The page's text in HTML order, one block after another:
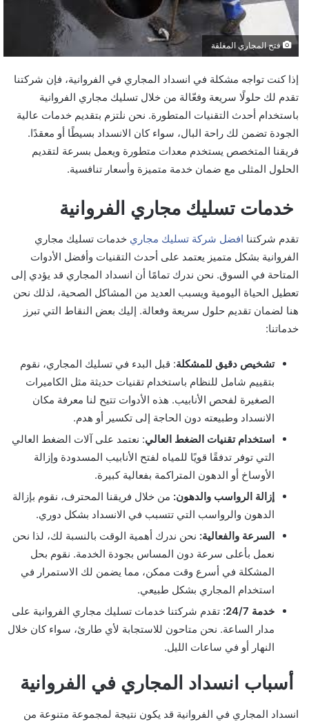
فتح المجاري المغلقة
إذا كنت تواجه مشكلة في انسداد المجاري في الفروانية، فإن شركتنا
تقدم لك حلولًا سريعة وفعّالة من خلال تسليك مجاري الفروانية
باستخدام أحدث التقنيات المتطورة. نحن نلتزم بتقديم خدمات عالية
الجودة تضمن لك راحة البال، سواء كان الانسداد بسيطًا أو معقدًا.
فريقنا المتخصص يستخدم معدات متطورة ويعمل بسرعة لتقديم
الحلول المثلى مع ضمان خدمة متميزة وأسعار تنافسية.
خدمات تسليك مجاري الفروانية
تقدم شركتنا افضل شركة تسليك مجاري خدمات تسليك مجاري
الفروانية بشكل متميز يعتمد على أحدث التقنيات وأفضل الأدوات
المتاحة في السوق. نحن ندرك تمامًا أن انسداد المجاري قد يؤدي إلى
تعطيل الحياة اليومية ويسبب العديد من المشاكل الصحية، لذلك نحن
هنا لضمان تقديم حلول سريعة وفعالة. إليك بعض النقاط التي تبرز
خدماتنا:
تشخيص دقيق للمشكلة: قبل البدء في تسليك المجاري، نقوم
بتقييم شامل للنظام باستخدام تقنيات حديثة مثل الكاميرات
الصغيرة لفحص الأنابيب. هذه الأدوات تتيح لنا معرفة مكان
الانسداد وطبيعته دون الحاجة إلى تكسير أو هدم.
استخدام تقنيات الضغط العالي: نعتمد على آلات الضغط العالي
التي توفر تدفقًا قويًا للمياه لفتح الأنابيب المسدودة وإزالة
الأوساخ أو الدهون المتراكمة بفعالية كبيرة.
إزالة الرواسب والدهون: من خلال فريقنا المحترف، نقوم بإزالة
الدهون والرواسب التي تتسبب في الانسداد بشكل دوري.
السرعة والفعالية: نحن ندرك أهمية الوقت بالنسبة لك، لذا نحن
نعمل بأعلى سرعة دون المساس بجودة الخدمة. نقوم بحل
المشكلة في أسرع وقت ممكن، مما يضمن لك الاستمرار في
استخدام المجاري بشكل طبيعي.
خدمة 24/7:
تقدم شركتنا خدمات تسليك مجاري الفروانية على
مدار الساعة. نحن متاحون للاستجابة لأي طارئ، سواء كان خلال
النهار أو في ساعات الليل.
أسباب انسداد المجاري في الفروانية
انسداد المجاري في الفروانية قد يكون نتيجة لمجموعة متنوعة من